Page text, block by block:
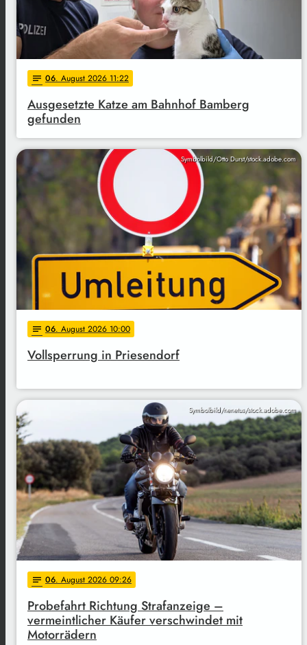
notes 06. August 2026 11:22
Ausgesetzte Katze am Bahnhof Bamberg
gefunden
Symbolbild/Otto Durst/stock.adobe.com
notes 06. August 2026 10:00
Vollsperrung in Priesendorf
Symbolbild/nenetus/stock.adobe.com
notes 06. August 2026 09:26
Probefahrt Richtung Strafanzeige –
vermeintlicher Käufer verschwindet mit
Motorrädern